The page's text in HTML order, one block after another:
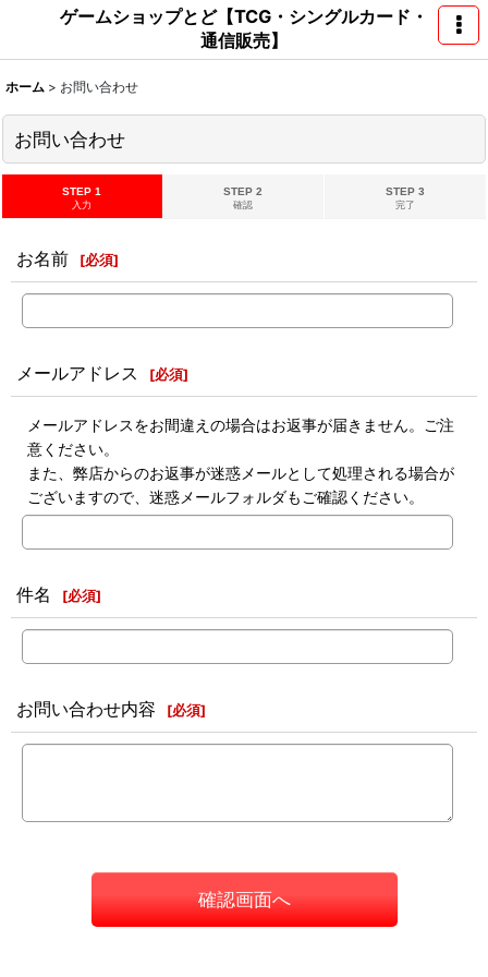
ゲームショップとど【TCG・シングルカード・
通信販売】
ホーム > お問い合わせ
お問い合わせ
STEP 1
入力
STEP 2
確認
STEP 3
完了
お名前 [必須]
メールアドレス [必須]
メールアドレスをお間違えの場合はお返事が届きません。ご注
意ください。
また、弊店からのお返事が迷惑メールとして処理される場合が
ございますので、迷惑メールフォルダもご確認ください。
件名 [必須]
お問い合わせ内容 [必須]
確認画面へ